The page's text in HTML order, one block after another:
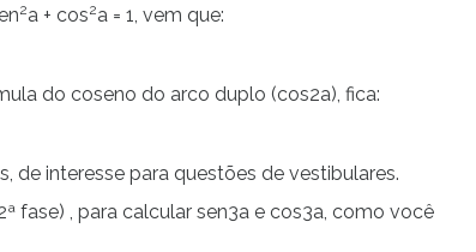
2a + cos2a = 1, vem que:
do coseno do arco duplo (cos2a), fica:
de interesse para questões de vestibulares.
fase) , para calcular sen3a e cos3a, como você